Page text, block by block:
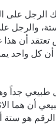
الرجل على
والرجل
تعتقد أن
أن كل واحد
طبيعي جداً
أن هما
هو ستة